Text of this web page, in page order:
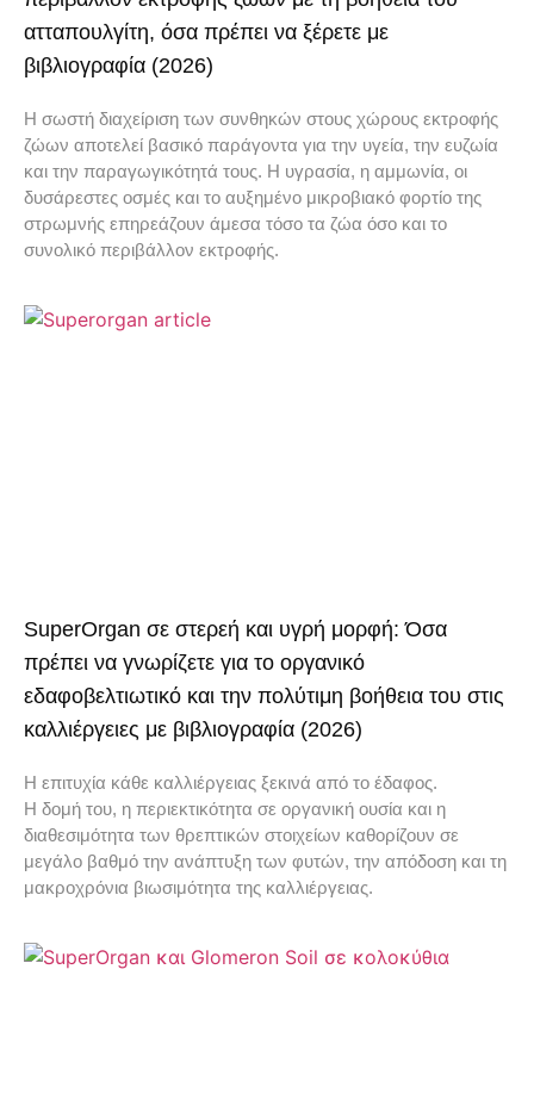
ατταπουλγίτη, όσα πρέπει να ξέρετε με
βιβλιογραφία (2026)
Η σωστή διαχείριση των συνθηκών στους χώρους εκτροφής
ζώων αποτελεί βασικό παράγοντα για την υγεία, την ευζωία
και την παραγωγικότητά τους. Η υγρασία, η αμμωνία, οι
δυσάρεστες οσμές και το αυξημένο μικροβιακό φορτίο της
στρωμνής επηρεάζουν άμεσα τόσο τα ζώα όσο και το
συνολικό περιβάλλον εκτροφής.
SuperOrgan σε στερεή και υγρή μορφή: Όσα
πρέπει να γνωρίζετε για το οργανικό
εδαφοβελτιωτικό και την πολύτιμη βοήθεια του στις
καλλιέργειες με βιβλιογραφία (2026)
Η επιτυχία κάθε καλλιέργειας ξεκινά από το έδαφος.
Η δομή του, η περιεκτικότητα σε οργανική ουσία και η
διαθεσιμότητα των θρεπτικών στοιχείων καθορίζουν σε
μεγάλο βαθμό την ανάπτυξη των φυτών, την απόδοση και τη
μακροχρόνια βιωσιμότητα της καλλιέργειας.